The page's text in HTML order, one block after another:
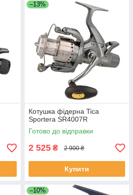
–13%
Котушка фідерна Tica
Sportera SR4007R
Готово до відправки
2 525 ₴ 2 900 ₴
Купити
–10%